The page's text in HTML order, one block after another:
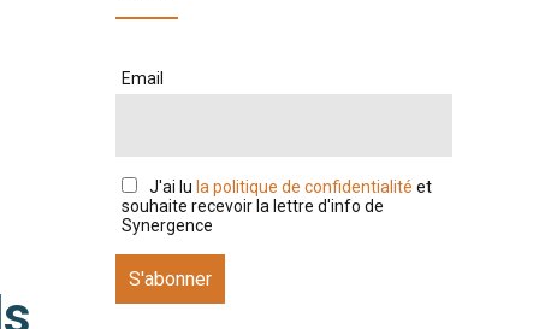
Email
J'ai lu la politique de confidentialité et
souhaite recevoir la lettre d'info de
Synergence